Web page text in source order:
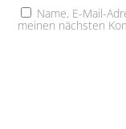
Name, E-Mail-
meinen nächsten